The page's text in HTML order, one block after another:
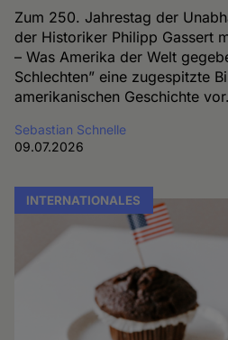
Zum 250. Jahrestag der
der Historiker Philipp Gassert
– Was Amerika der Welt
Schlechten” eine zugespitzte
amerikanischen Geschichte vor.
Sebastian Schnelle
09.07.2026
INTERNATIONALES